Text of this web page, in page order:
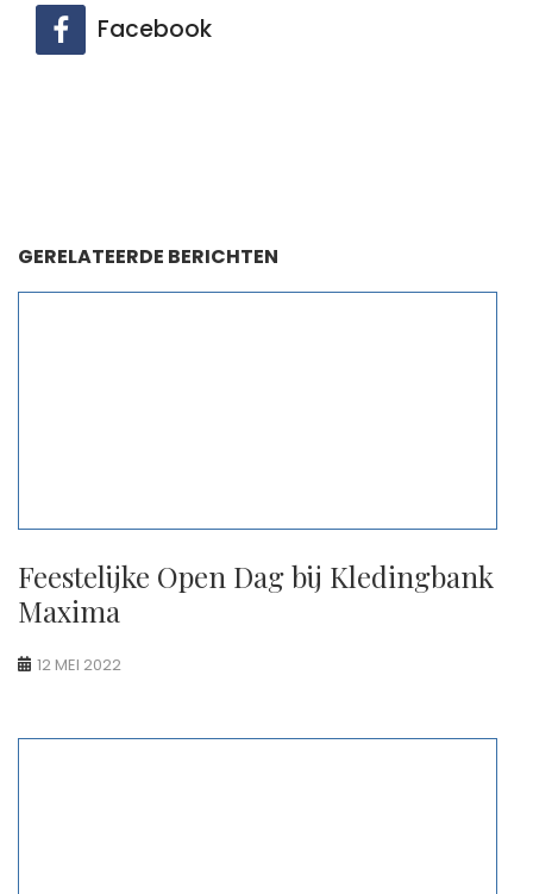
Facebook
GERELATEERDE BERICHTEN
Feestelijke Open Dag bij Kledingbank
Maxima
12 MEI 2022